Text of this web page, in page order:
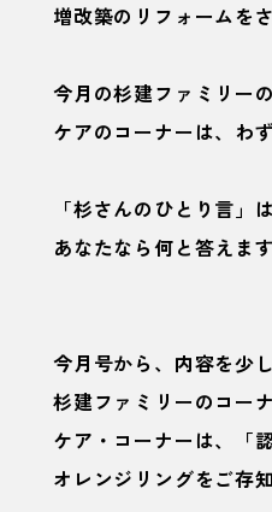
増改築のリフォームを
今月の杉建ファミリー
ケアのコーナーは、わ
「杉さんのひとり言」
あなたなら何と答えま
今月号から、内容を少
杉建ファミリーのコー
ケア・コーナーは、「
オレンジリングをご存